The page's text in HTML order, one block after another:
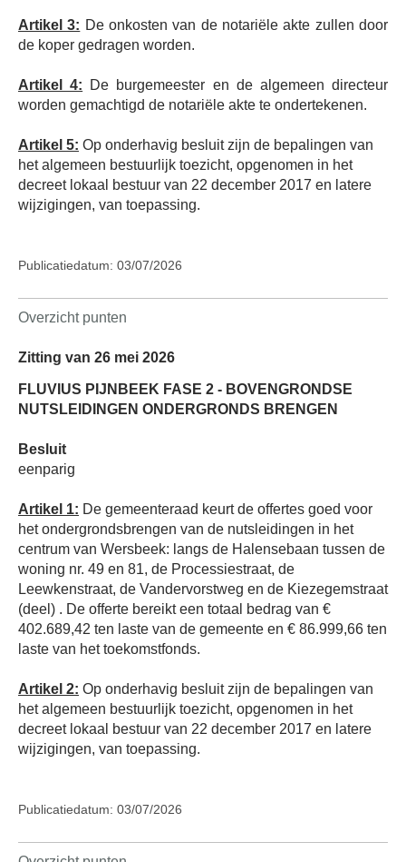
Artikel 3: De onkosten van de notariële akte zullen door
de koper gedragen worden.
Artikel 4: De burgemeester en de algemeen directeur
worden gemachtigd de notariële akte te ondertekenen.
Artikel 5: Op onderhavig besluit zijn de bepalingen van
het algemeen bestuurlijk toezicht, opgenomen in het
decreet lokaal bestuur van 22 december 2017 en latere
wijzigingen, van toepassing.
Publicatiedatum: 03/07/2026
Overzicht punten
Zitting van 26 mei 2026
FLUVIUS PIJNBEEK FASE 2 - BOVENGRONDSE
NUTSLEIDINGEN ONDERGRONDS BRENGEN
Besluit
eenparig
Artikel 1: De gemeenteraad keurt de offertes goed voor
het ondergrondsbrengen van de nutsleidingen in het
centrum van Wersbeek: langs de Halensebaan tussen de
woning nr. 49 en 81, de Processiestraat, de
Leewkenstraat, de Vandervorstweg en de Kiezegemstraat
(deel) . De offerte bereikt een totaal bedrag van €
402.689,42 ten laste van de gemeente en € 86.999,66 ten
laste van het toekomstfonds.
Artikel 2: Op onderhavig besluit zijn de bepalingen van
het algemeen bestuurlijk toezicht, opgenomen in het
decreet lokaal bestuur van 22 december 2017 en latere
wijzigingen, van toepassing.
Publicatiedatum: 03/07/2026